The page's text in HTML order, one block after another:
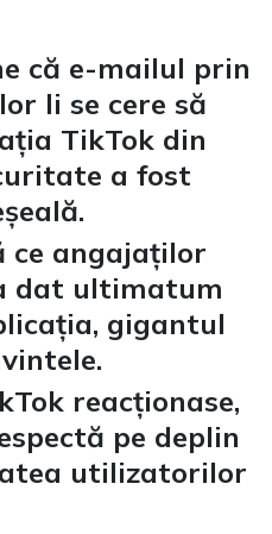
că e-mailul prin
li se cere să
TikTok din
a fost
ce angajaților
dat ultimatum
gigantul
reacționase,
pe deplin
utilizatorilor